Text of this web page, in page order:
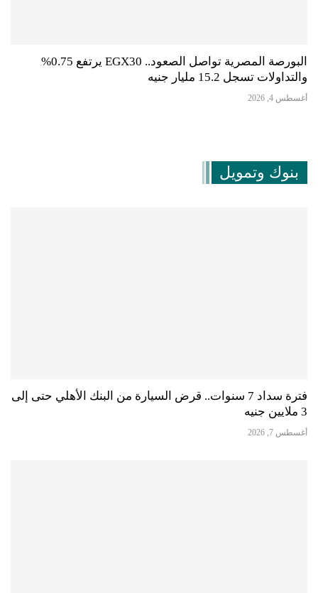
البورصة المصرية تواصل الصعود.. EGX30 يرتفع 0.75%
والتداولات تسجل 15.2 مليار جنيه
أغسطس 4, 2026
بنوك وتمويل
فترة سداد 7 سنوات.. قرض السيارة من البنك الأهلي حتى إلى
3 ملايين جنيه
أغسطس 7, 2026